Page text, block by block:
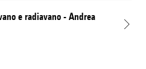
e radiavano - Andrea